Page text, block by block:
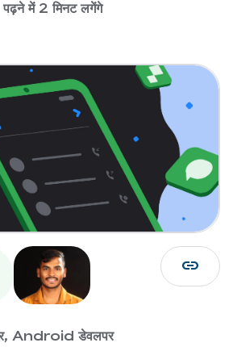
पढ़ने में 2 मिनट लगेंगे
Android डेवलपर
link